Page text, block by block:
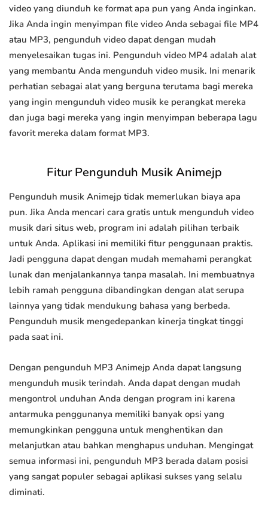
video yang diunduh ke format apa pun yang Anda inginkan.
Jika Anda ingin menyimpan file video Anda sebagai file MP4
atau MP3, pengunduh video dapat dengan mudah
menyelesaikan tugas ini. Pengunduh video MP4 adalah alat
yang membantu Anda mengunduh video musik. Ini menarik
perhatian sebagai alat yang berguna terutama bagi mereka
yang ingin mengunduh video musik ke perangkat mereka
dan juga bagi mereka yang ingin menyimpan beberapa lagu
favorit mereka dalam format MP3.
Fitur Pengunduh Musik Animejp
Pengunduh musik Animejp tidak memerlukan biaya apa
pun. Jika Anda mencari cara gratis untuk mengunduh video
musik dari situs web, program ini adalah pilihan terbaik
untuk Anda. Aplikasi ini memiliki fitur penggunaan praktis.
Jadi pengguna dapat dengan mudah memahami perangkat
lunak dan menjalankannya tanpa masalah. Ini membuatnya
lebih ramah pengguna dibandingkan dengan alat serupa
lainnya yang tidak mendukung bahasa yang berbeda.
Pengunduh musik mengedepankan kinerja tingkat tinggi
pada saat ini.
Dengan pengunduh MP3 Animejp Anda dapat langsung
mengunduh musik terindah. Anda dapat dengan mudah
mengontrol unduhan Anda dengan program ini karena
antarmuka penggunanya memiliki banyak opsi yang
memungkinkan pengguna untuk menghentikan dan
melanjutkan atau bahkan menghapus unduhan. Mengingat
semua informasi ini, pengunduh MP3 berada dalam posisi
yang sangat populer sebagai aplikasi sukses yang selalu
diminati.